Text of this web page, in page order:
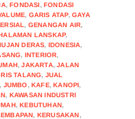
,FONDASI,FONDASI
, GARIS ATAP,GAYA
, GENANGAN AIR,
LANSKAP,
DERAS, IDONESIA,
, INTERIOR,
,JAKARTA,JALAN
TALANG, JUAL
, JUMBO ,KAFE,KANOPI,
, KAWASAN INDUSTRI
,KEBUTUHAN,
, KERUSAKAN,